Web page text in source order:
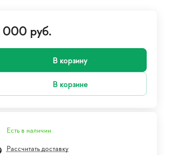
000 руб.
В корзину
В корзине
Есть в наличии
Рассчитать доставку